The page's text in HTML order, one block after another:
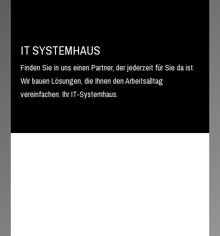
IT SYSTEMHAUS
Finden Sie in uns einen Partner, der jederzeit für Sie da ist.
Wir bauen Lösungen, die Ihnen den Arbeitsalltag
vereinfachen. Ihr IT-Systemhaus.